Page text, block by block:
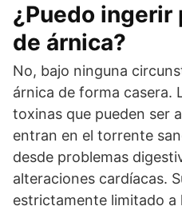
¿Puedo ingerir
de árnica?
No, bajo ninguna
árnica de forma casera.
toxinas que pueden ser
entran en el torrente
desde problemas
alteraciones cardíacas.
estrictamente limitado a